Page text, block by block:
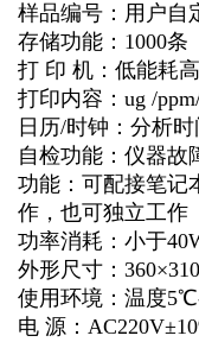
样品编号：用户自
存储功能：1000条
打 印 机：低能耗
打印内容：ug /
日历/时钟：分析
自检功能：仪器故
功能：可配接笔记
作，也可独立工作
功率消耗：小于
外形尺寸：
使用环境：温度
电 源：